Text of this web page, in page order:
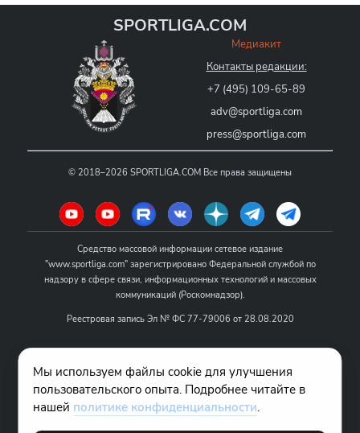
SPORTLIGA.COM
Медиакит
Контакты редакции:
+7 (495) 109-65-89
adv@sportliga.com
press@sportliga.com
© 2018–2026 SPORTLIGA.COM Все права защищены
Средство массовой информации сетевое издание
"www.sportliga.com" зарегистрировано Федеральной службой по
надзору в сфере связи, информационных технологий и массовых
коммуникаций (Роскомнадзор).
Реестровая запись Эл № ФС 77-79006 от 28.08.2020
Название - www.sportliga.com
Учредитель СМИ сетевого издания "www.sportliga.com": ИП Чамин
О.Н.
Главный редактор СМИ сетевого издания "www.sportliga.com":
Мы используем файлы cookie для улучшения
пользовательского опыта. Подробнее читайте в
нашей политике конфиденциальности.